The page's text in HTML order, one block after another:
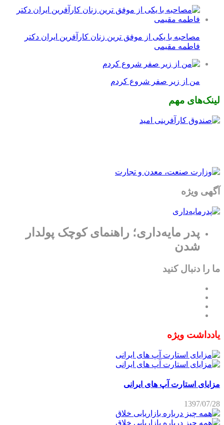
مصاحبه با یکی از موفق ترین زنان کارآفرین ایران دکتر
فاطمه مقیمی
من از زیر صفر شروع کردم
لینک‌های مهم
آگهی ویژه
پدر مایه‌داری؛ راهنمای کوچک پولدار
شدن
ما را دنبال کنید
یادداشت ویژه
مزایای استارت آپ های ایرانی
1397/07/28